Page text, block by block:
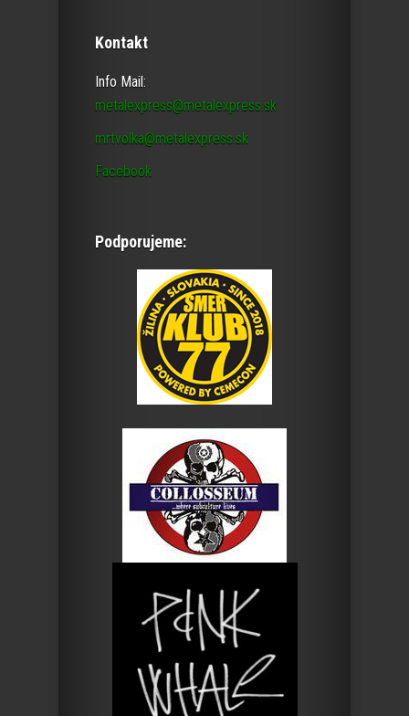
Kontakt
Info Mail:
metalexpress@metalexpress.sk
mrtvolka@metalexpress.sk
Facebook
Podporujeme: